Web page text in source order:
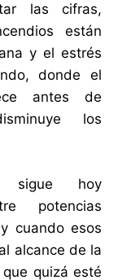
las cifras,
están
y el estrés
donde el
antes de
los
sigue hoy
potencias
cuando esos
alcance de la
quizá esté